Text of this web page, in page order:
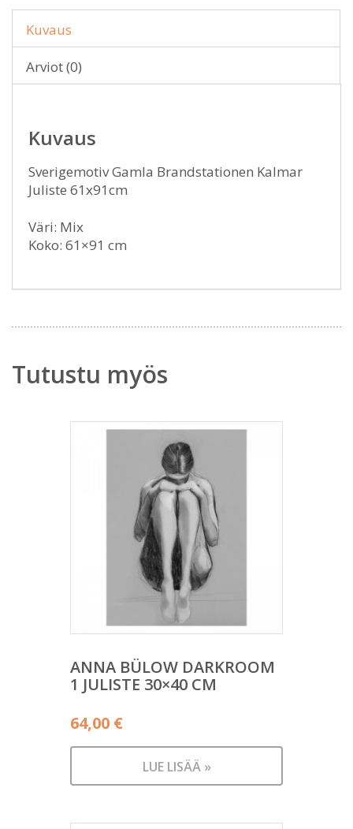
Kuvaus
Arviot (0)
Kuvaus
Sverigemotiv Gamla Brandstationen Kalmar
Juliste 61x91cm
Väri: Mix
Koko: 61×91 cm
Tutustu myös
ANNA BÜLOW DARKROOM
1 JULISTE 30×40 CM
64,00 €
LUE LISÄÄ »